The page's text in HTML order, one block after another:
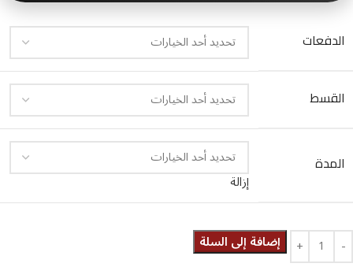
الدفعات
القسط
المدة
إزالة
إضافة إلى السلة